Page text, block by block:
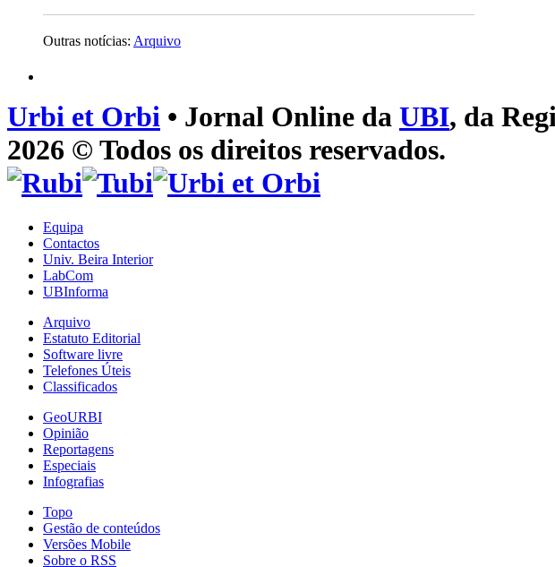
Outras notícias: Arquivo
Urbi et Orbi • Jornal Online da UBI, da
2026 © Todos os direitos reservados.
Equipa
Contactos
Univ. Beira Interior
LabCom
UBInforma
Arquivo
Estatuto Editorial
Software livre
Telefones Úteis
Classificados
GeoURBI
Opinião
Reportagens
Especiais
Infografias
Topo
Gestão de conteúdos
Versões Mobile
Sobre o RSS